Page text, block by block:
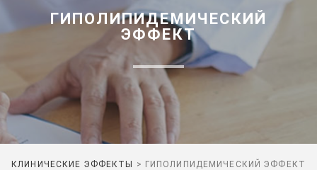
ГИПОЛИПИДЕМИЧЕСКИЙ
ЭФФЕКТ
КЛИНИЧЕСКИЕ ЭФФЕКТЫ > ГИПОЛИПИДЕМИЧЕСКИЙ ЭФФЕКТ